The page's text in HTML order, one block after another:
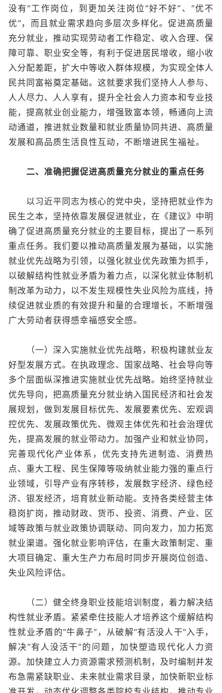
没有”工作岗位，到更加关注岗位“好不好”、“优不
优”，而且就业需求趋向多层次多样化。促进高质量
充分就业，推动实现劳动者工作稳定、收入合理、保
障可靠、职业安全等，有利于促进居民增收，缩小收
入分配差距，扩大中等收入群体规模，为实现全体人
民共同富裕奠定基础。这就要求我们坚持人人参与、
人人尽力、人人享有，提升全社会人力资本和专业技
能，提高就业创业能力，增强致富本领，畅通向上流
动通道，推进就业数量和就业质量协同共进、高质量
发展和高品质生活良性互动，不断增进民生福祉。
二、准确把握促进高质量充分就业的重点任务
以习近平同志为核心的党中央，坚持把就业作为
民生之本，坚持依靠发展促进就业，在《建议》中明
确了促进高质量充分就业的主要目标，提出了一系列
重点任务。我们要以推动高质量发展为基础，以实施
就业优先战略为引领，以强化就业优先政策为抓手，
以破解结构性就业矛盾为着力点，以深化就业体制机
制改革为动力，以不发生规模性失业风险为底线，持
续促进就业质的有效提升和量的合理增长，不断增强
广大劳动者获得感幸福感安全感。
（一）深入实施就业优先战略，积极构建就业友
好型发展方式。在执政理念、国家战略、社会导向等
多个层面纵深推进实施就业优先战略。始终坚持就业
优先导向，把高质量充分就业纳入国民经济和社会发
展规划，做到发展目标优先、发展要素优先、宏观调
控优先、发展政策优先、微观主体优先和社会治理优
先，提高发展的就业带动力。加强产业和就业协同，
完善现代化产业体系，优先支持先进制造、消费热
点、重大工程、民生保障等吸纳就业能力强的重点行
业领域，引导产业有序转移，发展数字经济、绿色经
济、银发经济，培育就业新动能。支持各类经营主体
稳岗扩岗，推动财政、货币、投资、消费、产业、区
域等政策与就业政策协调联动、同向发力，加力拓宽
就业渠道。强化就业影响评估，在重大政策制定、重
大项目确定、重大生产力布局时同步开展岗位创造、
失业风险评估。
（二）健全终身职业技能培训制度，着力解决结
构性就业矛盾。紧紧牵住技能人才培养这个缓解结构
性就业矛盾的“牛鼻子”，从破解“有活没人干”入手，
解决“有人没活干”的问题，加快塑造现代化人力资
源。加快建立人力资源需求预测机制，及时编制并发
布急需紧缺职业、未来就业需求目录，加快新职业标